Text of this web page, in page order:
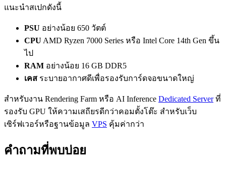
แนะนำสเปกดังนี้
PSU อย่างน้อย 650 วัตต์
CPU AMD Ryzen 7000 Series หรือ Intel Core 14th Gen ขึ้น
ไป
RAM อย่างน้อย 16 GB DDR5
เคส ระบายอากาศดีเพื่อรองรับการ์ดจอขนาดใหญ่
สำหรับงาน Rendering Farm หรือ AI Inference Dedicated Serverที่
รองรับ GPU ให้ความเสถียรดีกว่าคอมตั้งโต๊ะ สำหรับเว็บ
เซิร์ฟเวอร์หรือฐานข้อมูล VPS คุ้มค่ากว่า
คำถามที่พบบ่อย